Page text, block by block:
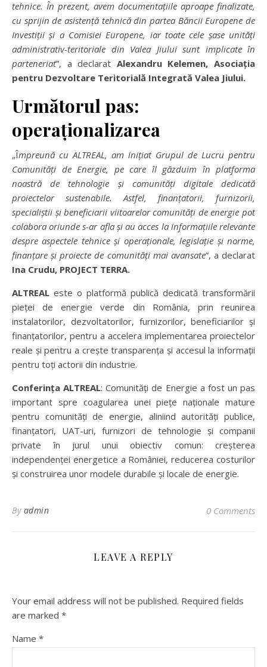
tehnice. În prezent, avem documentațiile aproape finalizate,
cu sprijin de asistență tehnicădin partea Băncii Europene de
Investițiiși a Comisiei Europene, iar toate cele șase unități
administrativ-teritoriale din Valea Jiului sunt implicate în
parteneriat”, a declarat Alexandru Kelemen, Asociația
pentru Dezvoltare Teritorială Integrată Valea Jiului.
Următorul pas:
operaționalizarea
„Împreună cu ALTREAL, am inițiat Grupul de Lucru pentru
Comunități de Energie, pe care îl găzduim în platforma
noastrăde tehnologie și comunități digitale dedicată
proiectelor sustenabile. Astfel, finanțatorii, furnizorii,
specialiștii și beneficiarii viitoarelor comunități de energie pot
colabora oriunde s-ar afla și au acces la informațiile relevante
despre aspectele tehniceși operaționale, legislație și norme,
finanțareși proiecte de comunități mai avansate”, a declarat
Ina Crudu, PROJECT TERRA.
ALTREAL este o platformă publică dedicată transformării
pieței de energie verde din România, prin reunirea
instalatorilor, dezvoltatorilor, furnizorilor, beneficiarilor și
finanțatorilor, pentru a accelera implementarea proiectelor
reale și pentru a crește transparența și accesul la informații
pentru toți actorii din industrie.
Conferința ALTREAL: Comunități de Energie a fost un pas
important spre coagularea unei piețe naționale mature
pentru comunități de energie, aliniind autorități publice,
finanțatori, UAT-uri, furnizori de tehnologie și companii
private în jurul unui obiectiv comun: creșterea
independenței energetice a României, reducerea costurilor
și construirea unor modele durabile și locale de energie.
By admin 0 Comments
LEAVE A REPLY
Your email address will not be published. Required fields
are marked *
Name *